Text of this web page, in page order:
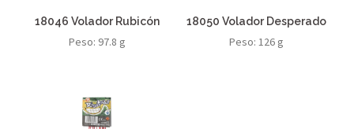
18046 Volador Rubicón
Peso: 97.8 g
18050 Volador Desperado
Peso: 126 g